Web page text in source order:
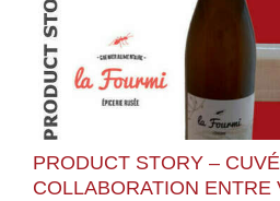
PRODUCT STORY –
COLLABORATION ENTRE